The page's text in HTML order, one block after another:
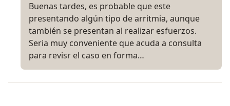
Buenas tardes, es probable que este
presentando algún tipo de arritmia, aunque
también se presentan al realizar esfuerzos.
Seria muy conveniente que acuda a consulta
para revisr el caso en forma…